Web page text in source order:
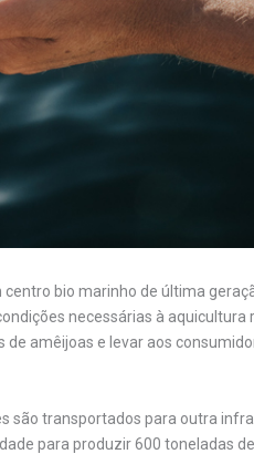
bio marinho de última
necessárias à aquicultura
amêijoas e levar aos
são transportados para outra
para produzir 600 toneladas